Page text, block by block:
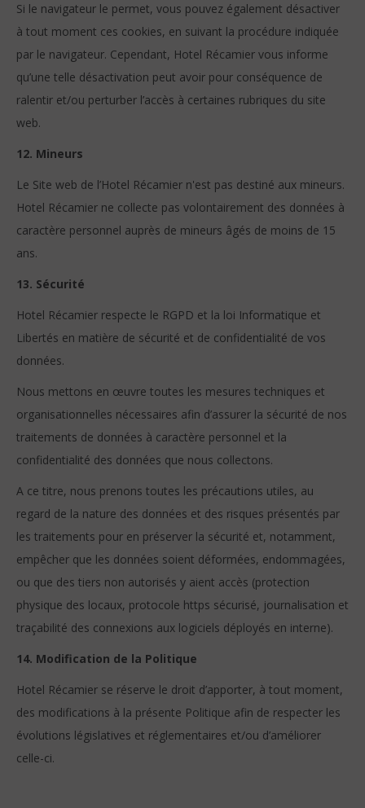
Si le navigateur le permet, vous pouvez également désactiver
à tout moment ces cookies, en suivant la procédure indiquée
par le navigateur. Cependant, Hotel Récamier vous informe
qu’une telle désactivation peut avoir pour conséquence de
ralentir et/ou perturber l’accès à certaines rubriques du site
web.
12. Mineurs
Le Site web de l’Hotel Récamier n'est pas destiné aux mineurs.
Hotel Récamier ne collecte pas volontairement des données à
caractère personnel auprès de mineurs âgés de moins de 15
ans.
13. Sécurité
Hotel Récamier respecte le RGPD et la loi Informatique et
Libertés en matière de sécurité et de confidentialité de vos
données.
Nous mettons en œuvre toutes les mesures techniques et
organisationnelles nécessaires afin d’assurer la sécurité de nos
traitements de données à caractère personnel et la
confidentialité des données que nous collectons.
A ce titre, nous prenons toutes les précautions utiles, au
regard de la nature des données et des risques présentés par
les traitements pour en préserver la sécurité et, notamment,
empêcher que les données soient déformées, endommagées,
ou que des tiers non autorisés y aient accès (protection
physique des locaux, protocole https sécurisé, journalisation et
traçabilité des connexions aux logiciels déployés en interne).
14. Modification de la Politique
Hotel Récamier se réserve le droit d’apporter, à tout moment,
des modifications à la présente Politique afin de respecter les
évolutions législatives et réglementaires et/ou d’améliorer
celle-ci.